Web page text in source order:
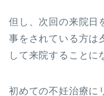
但し、次回の来院日
事をされている方は
して来院することに
初めての不妊治療に